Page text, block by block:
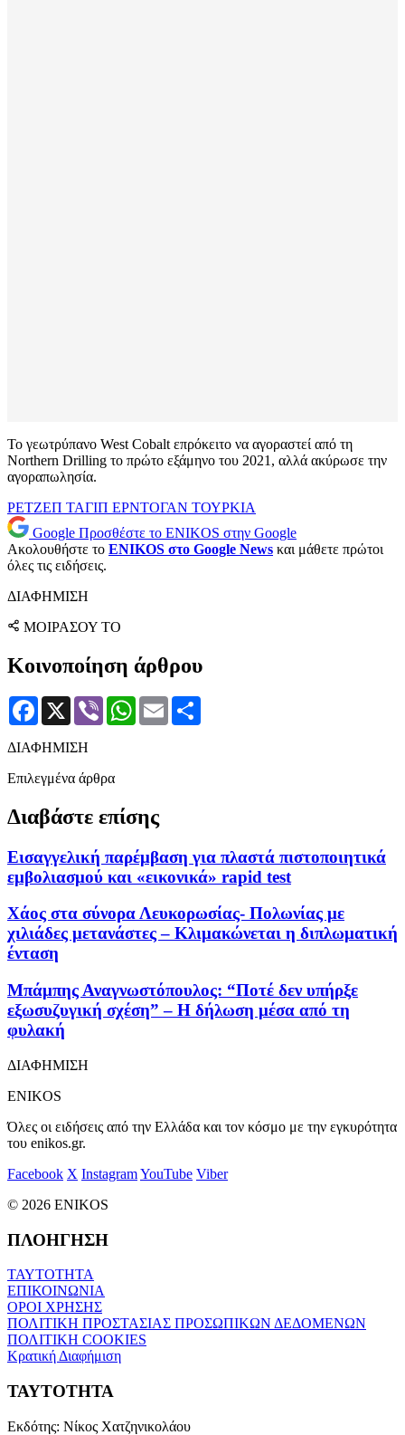
Το γεωτρύπανο West Cobalt επρόκειτο να αγοραστεί από τη
Northern Drilling το πρώτο εξάμηνο του 2021, αλλά ακύρωσε την
αγοραπωλησία.
ΡΕΤΖΕΠ ΤΑΓΙΠ ΕΡΝΤΟΓΑΝ ΤΟΥΡΚΙΑ
Google Προσθέστε το ENIKOS στην Google
Ακολουθήστε το ENIKOS στο Google News και μάθετε πρώτοι
όλες τις ειδήσεις.
ΔΙΑΦΗΜΙΣΗ
ΜΟΙΡΑΣΟΥ ΤΟ
Κοινοποίηση άρθρου
Facebook
X Viber WhatsApp
Email
ΔΙΑΦΗΜΙΣΗ
Επιλεγμένα άρθρα
Διαβάστε επίσης
Εισαγγελική παρέμβαση για πλαστά πιστοποιητικά
εμβολιασμού και «εικονικά» rapid test
Χάος στα σύνορα Λευκορωσίας- Πολωνίας με
χιλιάδες μετανάστες – Κλιμακώνεται η διπλωματική
ένταση
Μπάμπης Αναγνωστόπουλος: “Ποτέ δεν υπήρξε
εξωσυζυγική σχέση” – Η δήλωση μέσα από τη
φυλακή
ΔΙΑΦΗΜΙΣΗ
ENIKOS
Όλες οι ειδήσεις από την Ελλάδα και τον κόσμο με την εγκυρότητα
του enikos.gr.
Facebook X InstagramYouTube Viber
© 2026 ENIKOS
ΠΛΟΗΓΗΣΗ
ΤΑΥΤΟΤΗΤΑ
ΕΠΙΚΟΙΝΩΝΙΑ
ΟΡΟΙ ΧΡΗΣΗΣ
ΠΟΛΙΤΙΚΗ ΠΡΟΣΤΑΣΙΑΣ ΠΡΟΣΩΠΙΚΩΝ ΔΕΔΟΜΕΝΩΝ
ΠΟΛΙΤΙΚΗ COOKIES
Κρατική Διαφήμιση
ΤΑΥΤΟΤΗΤΑ
Εκδότης: Νίκος Χατζηνικολάου